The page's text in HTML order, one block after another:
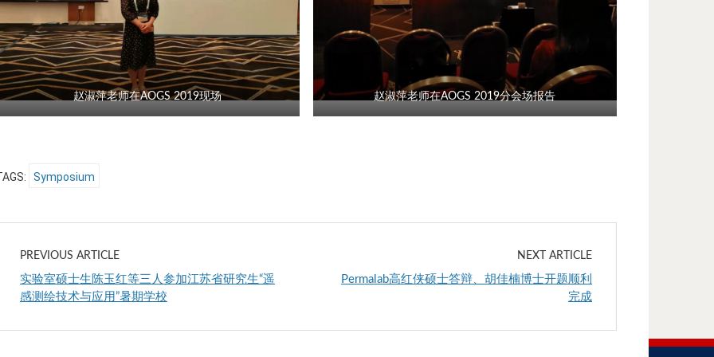
赵淑萍老师在AOGS 2019现场 赵淑萍老师在AOGS 2019分会场报告
Symposium
PREVIOUS ARTICLE
实验室硕士生陈玉红等三人参加江苏省研究生“遥
感测绘技术与应用”暑期学校
NEXT ARTICLE
Permalab高红侠硕士答辩、胡佳楠博士开题顺利
完成